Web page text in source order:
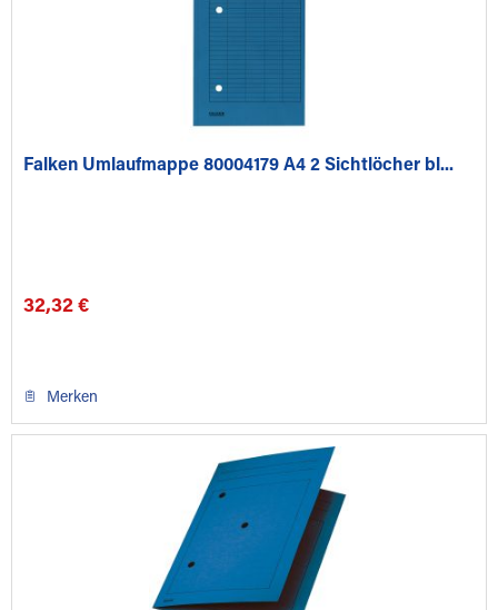
Falken Umlaufmappe 80004179 A4 2 Sichtlöcher bl...
32,32 €
Merken